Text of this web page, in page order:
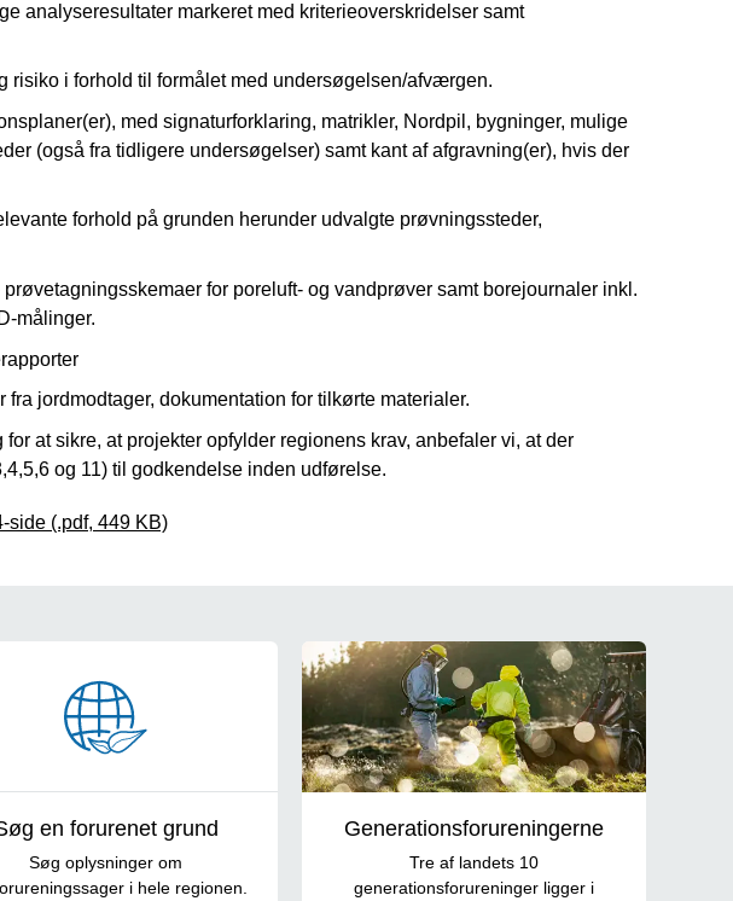
analyseresultater markeret med kriterieoverskridelser samt
risiko i forhold til formålet med undersøgelsen/afværgen.
med signaturforklaring, matrikler, Nordpil, bygninger, mulige
(også fra tidligere undersøgelser) samt kant af afgravning(er), hvis der
forhold på grunden herunder udvalgte prøvningssteder,
for poreluft- og vandprøver samt borejournaler inkl.
målinger.
jordmodtager, dokumentation for tilkørte materialer.
at sikre, at projekter opfylder regionens krav, anbefaler vi, at der
og 11) til godkendelse inden udførelse.
side (.pdf, 449 KB)
en forurenet grund
Søg oplysninger om
i hele regionen.
Generationsforureningerne
Tre af landets 10
generationsforureninger ligger i